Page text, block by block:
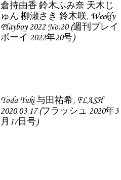
倉持由香 鈴木ふみ奈 天木じ
ゅん 柳瀬さき 鈴木咲, Weekly
Playboy 2022 No.20 (週刊プレイ
ボーイ 2022年20号)
Yoda Yuki 与田祐希, FLASH
2020.03.17 (フラッシュ 2020年3
月17日号)